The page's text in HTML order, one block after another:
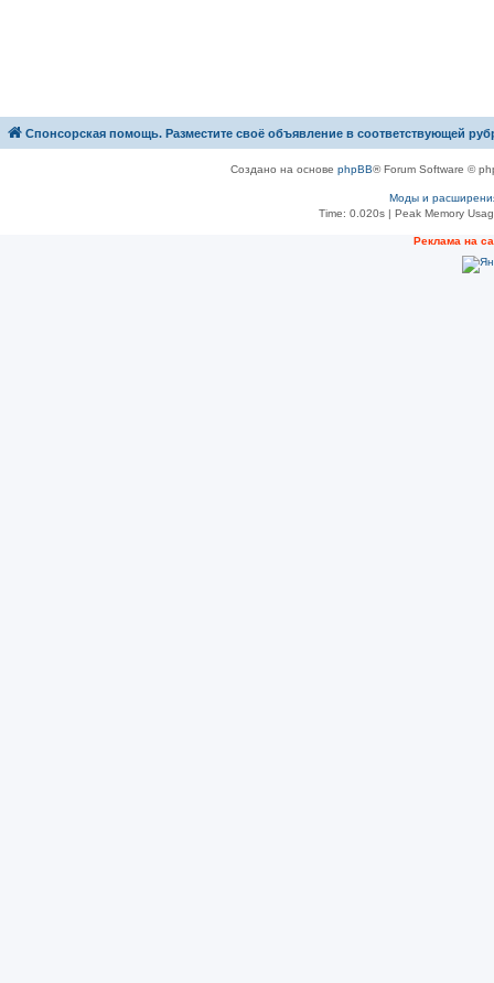
Спонсорская помощь. Разместите своё объявление в соответствующей
Создано на основе phpBB® Forum Software ©
Моды и
Time: 0.020s| Peak Memory
Рeклама на